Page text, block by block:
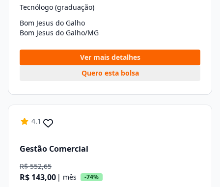
Tecnólogo (graduação)
Bom Jesus do Galho
Bom Jesus do Galho/MG
Ver mais detalhes
Quero esta bolsa
4.1
Gestão Comercial
R$ 552,65
R$ 143,00 | mês -74%